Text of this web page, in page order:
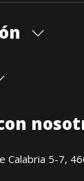
Calabria 5-7,